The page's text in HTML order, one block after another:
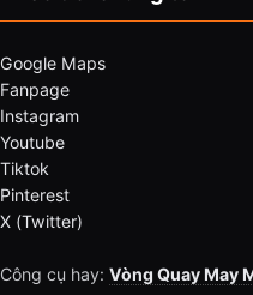
Google Maps
Fanpage
Instagram
Youtube
Tiktok
Pinterest
X (Twitter)
Công cụ hay: Vòng Quay May